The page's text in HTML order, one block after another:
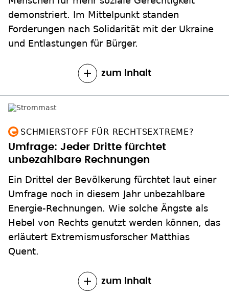
Forderungen nach Solidarität mit der Ukraine
und Entlastungen für Bürger.
zum Inhalt
Umfrage: Jeder Dritte fürchtet
unbezahlbare Rechnungen
Ein Drittel der Bevölkerung fürchtet laut einer
Umfrage noch in diesem Jahr unbezahlbare
Energie-Rechnungen. Wie solche Ängste als
Hebel von Rechts genutzt werden können, das
erläutert Extremismusforscher Matthias
Quent.
zum Inhalt